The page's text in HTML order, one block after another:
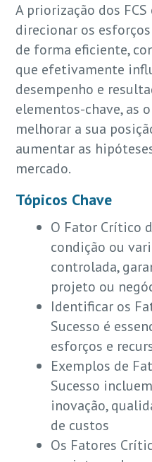
A priorização dos
direcionar os
de forma eficiente,
que efetivamente
desempenho e
elementos-chave, as
melhorar a sua
aumentar as
mercado.
Tópicos Chave
O Fator Crítico
condição ou
controlada,
projeto ou
Identificar os
Sucesso é
esforços e
Exemplos de
Sucesso
inovação,
de custos
Os Fatores